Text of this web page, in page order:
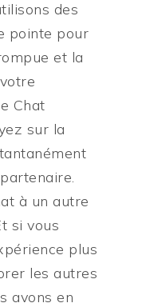
des
pointe pour
et la
Chat
sur la
à un autre
si vous
plus
les autres
avons en